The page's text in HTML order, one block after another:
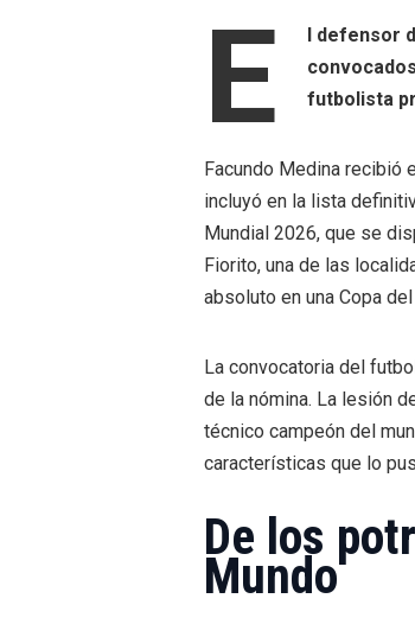
E
l defensor
futbolista
Facundo Medina recibió
incluyó en la lista
Mundial 2026, que se
Fiorito, una de las
absoluto en una Copa
La convocatoria del
de la nómina. La lesión
técnico campeón del
características que lo
De los
Mundo